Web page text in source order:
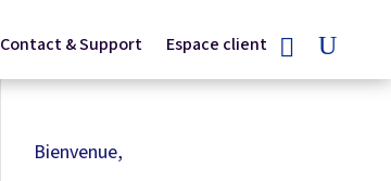
Contact & Support Espace client
Bienvenue,